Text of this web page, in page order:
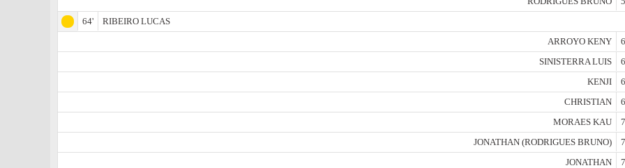
64'
RIBEIRO LUCAS
ARROYO KENY
SINISTERRA LUIS
KENJI
CHRISTIAN
MORAES KAU
JONATHAN (RODRIGUES BRUNO)
JONATHAN